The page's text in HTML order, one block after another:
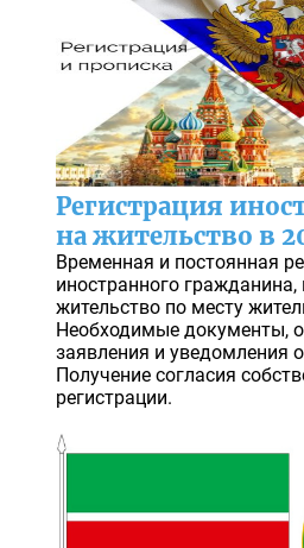
Регистрация
на жительство в
Временная и постоянная
иностранного
жительство по месту
Необходимые документы,
заявления и уведомления
Получение согласия
регистрации.